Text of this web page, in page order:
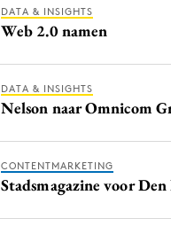
DATA & INSIGHTS
Web 2.0 namen
DATA & INSIGHTS
Nelson naar Omnicom
CONTENTMARKETING
Stadsmagazine voor